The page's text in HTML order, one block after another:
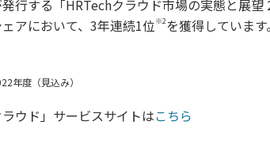
行する「HRTechクラウド市場の実態と展
アにおいて、3年連続1位※2を獲得しています。
年度（見込み）
ウド」サービスサイトはこちら